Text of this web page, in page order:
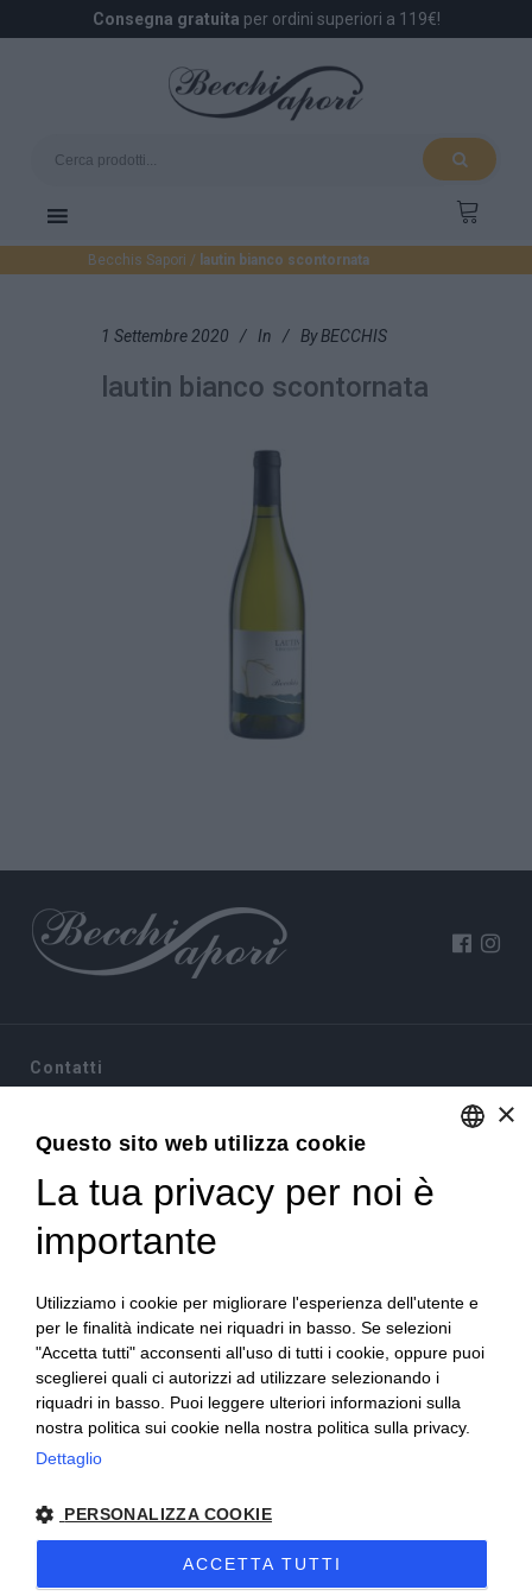
Consegna gratuita per ordini superiori a 119€!
Becchis Sapori / lautin bianco scontornata
1 Settembre 2020 In By BECCHIS
lautin bianco scontornata
Contatti
10022 Carmagnola(TO)
+39 380 6441674
info@becchisapori.it
Informazioni
Home
Chi siamo
Condizioni di vendita
Diritto di recesso
Modalità pagamento
Spedizioni e consegne
Supporto e assistenza
Imballi antirottura
Contatti
×
Questo sito web utilizza cookie
La tua privacy per noi è
importante
Utilizziamo i cookie per migliorare l'esperienza dell'utente e
per le finalità indicate nei riquadri in basso. Se selezioni
"Accetta tutti" acconsenti all'uso di tutti i cookie, oppure puoi
sceglierei quali ci autorizzi ad utilizzare selezionando i
riquadri in basso. Puoi leggere ulteriori informazioni sulla
nostra politica sui cookie nella nostra politica sulla privacy.
Dettaglio
PERSONALIZZA COOKIE
ACCETTA TUTTI